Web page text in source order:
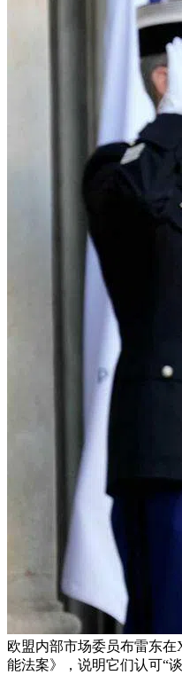
欧盟内部市场委员布雷东
能法案》，说明它们认可“